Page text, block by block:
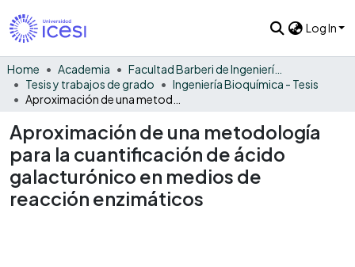
Log In
Home Academia
Facultad Barberi de Ingeniería, Diseño y Ciencias Aplicadas
Tesis y trabajos de grado
Ingeniería Bioquímica - Tesis
Aproximación de una metodología
para la cuantificación de ácido
galacturónico en medios de
reacción enzimáticos